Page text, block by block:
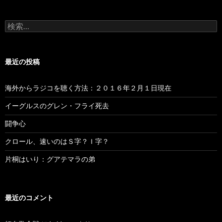
検
索
最近の投稿
海外からラジコを聴く方法：２０１６年２月１日現在
イーグルスのグレン・フライ死去
闘争心
クロール、速いのはＳ字？Ｉ字？
片桐はいり：グアテマラの弟
最近のコメント